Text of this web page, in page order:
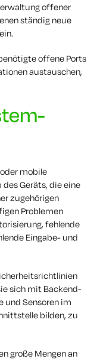
offener
ständig neue
offene Ports
austauschen,
mobile
Geräts, die eine
zugehörigen
Problemen
fehlende
Eingabe- und
sich mit Backend-
und Sensoren im
bilden, zu
große Mengen an